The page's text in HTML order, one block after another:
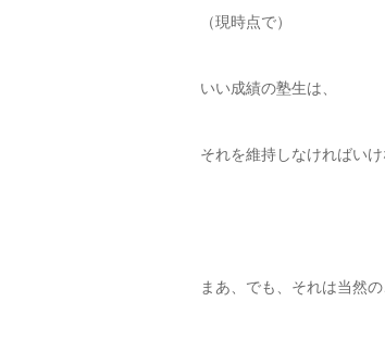
（現時点で）
いい成績の塾生は、
それを維持しなければいけ
まあ、でも、それは当然の